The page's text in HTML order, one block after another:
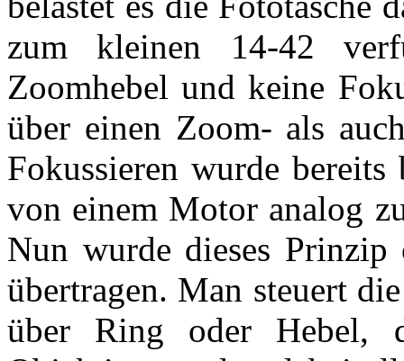
zum kleinen 14-42
Zoomhebel und keine
über einen Zoom- als
Fokussieren wurde
von einem Motor analog
Nun wurde dieses
übertragen. Man steuert
über Ring oder Hebel,